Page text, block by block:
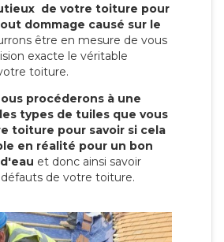
de votre toiture pour
dommage causé sur le
être en mesure de vous
exacte le véritable
toiture.
procéderons à une
types de tuiles que vous
toiture pour savoir si cela
en réalité pour un bon
et donc ainsi savoir
de votre toiture.